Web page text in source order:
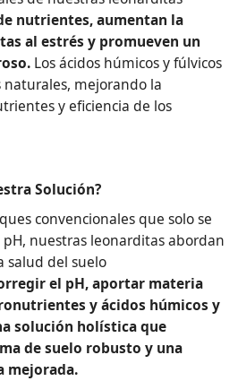
nutrientes, aumentan la
al estrés y promueven un
Los ácidos húmicos y fúlvicos
mejorando la
y eficiencia de los
Solución?
convencionales que solo se
nuestras leonarditas abordan
salud del suelo
el pH, aportar materia
y ácidos húmicos y
solución holística que
de suelo robusto y una
mejorada.